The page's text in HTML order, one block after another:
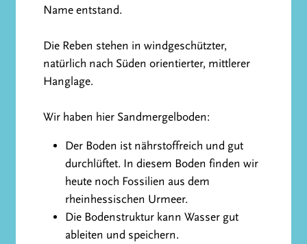
Name entstand.
Die Reben stehen in windgeschützter,
natürlich nach Süden orientierter, mittlerer
Hanglage.
Wir haben hier Sandmergelboden:
Der Boden ist nährstoffreich und gut
durchlüftet. In diesem Boden finden wir
heute noch Fossilien aus dem
rheinhessischen Urmeer.
Die Bodenstruktur kann Wasser gut
ableiten und speichern.